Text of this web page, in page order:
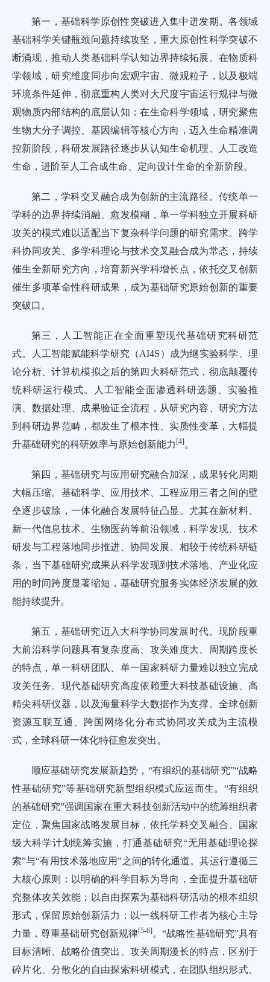
第一，基础科学原创性突破进入集中迸发期。各领域
基础科学关键瓶颈问题持续攻坚，重大原创性科学突破不
断涌现，推动人类基础科学认知边界持续拓展。在物质科
学领域，研究维度同步向宏观宇宙、微观粒子，以及极端
环境条件延伸，彻底重构人类对大尺度宇宙运行规律与微
观物质内部结构的底层认知；在生命科学领域，研究聚焦
生物大分子调控、基因编辑等核心方向，迈入生命精准调
控新阶段，科研发展路径逐步从认知生命机理、人工改造
生命，进阶至人工合成生命、定向设计生命的全新阶段。
第二，学科交叉融合成为创新的主流路径。传统单一
学科的边界持续消融、愈发模糊，单一学科独立开展科研
攻关的模式难以适配当下复杂科学问题的研究需求。跨学
科协同攻关、多学科理论与技术交叉融合成为常态，持续
催生全新研究方向，培育新兴学科增长点，依托交叉创新
催生多项革命性科研成果，成为基础研究原始创新的重要
突破口。
第三，人工智能正在全面重塑现代基础研究科研范
式。人工智能赋能科学研究（AI4S）成为继实验科学、理
论分析、计算机模拟之后的第四大科研范式，彻底颠覆传
统科研运行模式。人工智能全面渗透科研选题、实验推
演、数据处理、成果验证全流程，从研究内容、研究方法
到科研边界范畴，都发生了根本性、实质性变革，大幅提
升基础研究的科研效率与原始创新能力 [4] 。
第四，基础研究与应用研究融合加深，成果转化周期
大幅压缩。基础科学、应用技术、工程应用三者之间的壁
垒逐步破除，一体化融合发展特征凸显。尤其在新材料、
新一代信息技术、生物医药等前沿领域，科学发现、技术
研发与工程落地同步推进、协同发展。相较于传统科研链
条，当下基础研究成果从科学发现到技术落地、产业化应
用的时间跨度显著缩短，基础研究服务实体经济发展的效
能持续提升。
第五，基础研究迈入大科学协同发展时代。现阶段重
大前沿科学问题具有复杂度高、攻关难度大、周期跨度长
的特点，单一科研团队、单一国家科研力量难以独立完成
攻关任务。现代基础研究高度依赖重大科技基础设施、高
精尖科研仪器，以及海量科学大数据作为支撑。全球创新
资源互联互通、跨国网络化分布式协同攻关成为主流模
式，全球科研一体化特征愈发突出。
顺应基础研究发展新趋势，“有组织的基础研究”“战略
性基础研究”等基础研究新型组织模式应运而生。“有组织
的基础研究”强调国家在重大科技创新活动中的统筹组织者
定位，聚焦国家战略发展目标，依托学科交叉融合、国家
级大科学计划统筹实施，打通基础研究“无用基础理论探
索”与“有用技术落地应用”之间的转化通道。其运行遵循三
大核心原则：以明确的科学目标为导向，全面提升基础研
究整体攻关效能；以自由探索为基础科研活动的根本组织
形式，保留原始创新活力；以一线科研工作者为核心主导
力量，尊重基础研究创新规律[5-6] 。“战略性基础研究”具有
目标清晰、战略价值突出、攻关周期漫长的特点，区别于
碎片化、分散化的自由探索科研模式，在团队组织形式、